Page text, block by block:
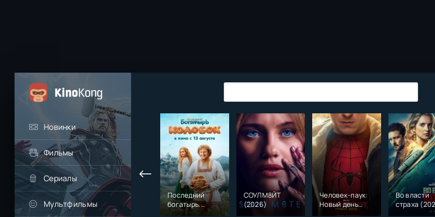
Новинки
Фильмы
Сериалы
Мультфильмы
Последний
богатырь.
Колобок (2026)
СОУЛМ8ЙТ
(2026)
Человек-паук:
Новый день
(2026)
Во власти
страха